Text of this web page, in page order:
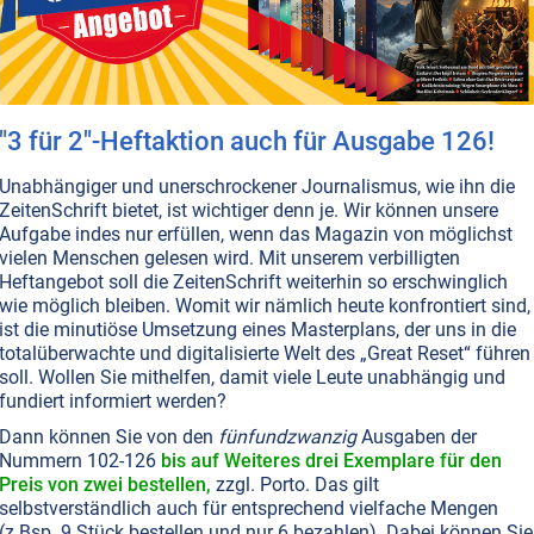
zu befreien?Weiterlesen...
NR. 123, S.31
Geist?“ Das ist hier die Frage!
dass die Menschheit den Geistesreichtum als höchstes
den Mammon-Reichtum eintauschte? Noch nie in der
Geschichte stand sie so nahe davor, Geist und Seele ans
die totale Veräußerlichung zu verlieren!Weiterlesen...
NR. 109, S.4 GLOBALISIERUNG WIRTSCHAFT
PLANET ERDE • UMWELTSCHUTZ
UND ETHIK
der Natur: Bis zum letzten Tropfen
dieser Welt schnappen nun auch noch nach dem
der Natur und damit der Erde selbst. Was bislang jedem
kraft seiner Geburt zur Verfügung stand, soll zukünftig
"3 für 2"-Heftaktion auch für Ausgabe 126!
Unabhängiger und unerschrockener Journalismus, wie ihn die
ZeitenSchrift bietet, ist wichtiger denn je. Wir können unsere
Aufgabe indes nur erfüllen, wenn das Magazin von möglichst
vielen Menschen gelesen wird. Mit unserem verbilligten
Heftangebot soll die ZeitenSchrift weiterhin so erschwinglich
wie möglich bleiben. Womit wir nämlich heute konfrontiert sind,
ist die minutiöse Umsetzung eines Masterplans, der uns in die
totalüberwachte und digitalisierte Welt des „Great Reset“ führen
soll. Wollen Sie mithelfen, damit viele Leute unabhängig und
fundiert informiert werden?
Dann können Sie von den fünfundzwanzigAusgaben der
Nummern 102-126 bis auf Weiteres drei Exemplare für den
Preis von zwei bestellen, zzgl. Porto. Das gilt
selbstverständlich auch für entsprechend vielfache Mengen